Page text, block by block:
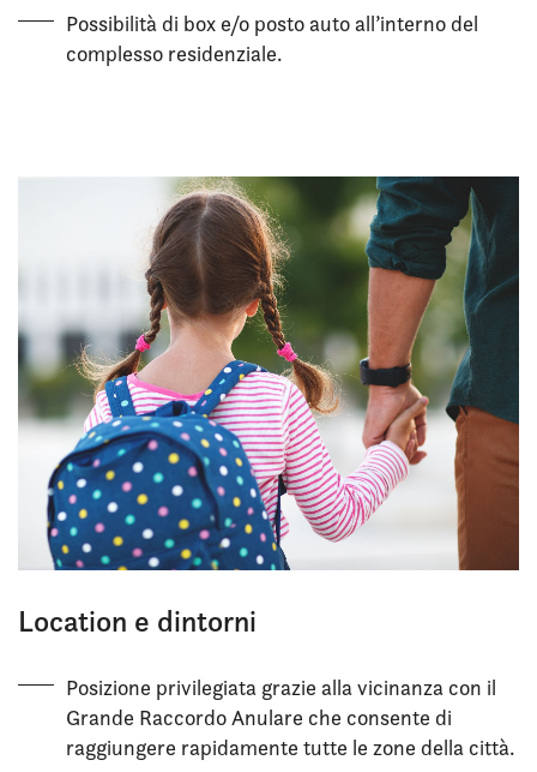
Possibilità di box e/o posto auto all’interno del
complesso residenziale.
Location e dintorni
Posizione privilegiata grazie alla vicinanza con il
Grande Raccordo Anulare che consente di
raggiungere rapidamente tutte le zone della città.